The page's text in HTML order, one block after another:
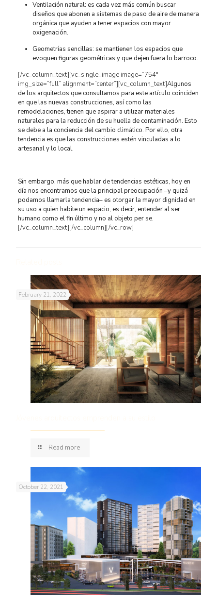
Ventilación natural: es cada vez más común buscar
diseños que abonen a sistemas de paso de aire de manera
orgánica que ayuden a tener espacios con mayor
oxigenación.
Geometrías sencillas: se mantienen los espacios que
evoquen figuras geométricas y que dejen fuera lo barroco.
[/vc_column_text][vc_single_image image=”754″
img_size=”full” alignment=”center”][vc_column_text]Algunos
de los arquitectos que consultamos para este artículo coinciden
en que las nuevas construcciones, así como las
remodelaciones, tienen que aspirar a utilizar materiales
naturales para la reducción de su huella de contaminación. Esto
se debe a la conciencia del cambio climático. Por ello, otra
tendencia es que las construcciones estén vinculadas a lo
artesanal y lo local.
Sin embargo, más que hablar de tendencias estéticas, hoy en
día nos encontramos que la principal preocupación –y quizá
podamos llamarla tendencia– es otorgar la mayor dignidad en
su uso a quien habite un espacio, es decir, entender al ser
humano como el fin último y no al objeto per se.
[/vc_column_text][/vc_column][/vc_row]
February 21, 2022
Read more
October 22, 2021